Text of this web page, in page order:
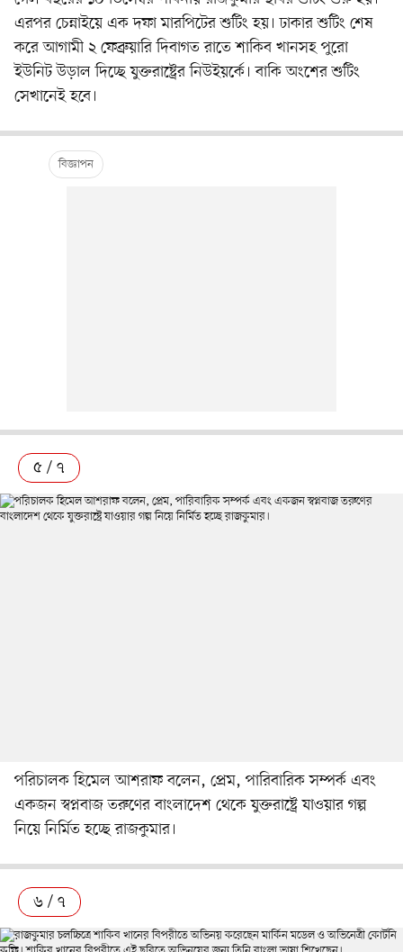
এরপর চেন্নাইয়ে এক দফা মারপিটের শুটিং হয়। ঢাকার শুটিং শেষ
করে আগামী ২ ফেব্রুয়ারি দিবাগত রাতে শাকিব খানসহ পুরো
ইউনিট উড়াল দিচ্ছে যুক্তরাষ্ট্রের নিউইয়র্কে। বাকি অংশের শুটিং
সেখানেই হবে।
৫ / ৭
পরিচালক হিমেল আশরাফ বলেন, প্রেম, পারিবারিক সম্পর্ক এবং
একজন স্বপ্নবাজ তরুণের বাংলাদেশ থেকে যুক্তরাষ্ট্রে যাওয়ার গল্প
নিয়ে নির্মিত হচ্ছে রাজকুমার।
৬ / ৭